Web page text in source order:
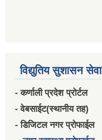
विद्युतिय सुशासन सेवा
- कर्णाली प्रदेश प्रोर्टल
- वेबसाईट(स्थानीय तह)
- डिजिटल नगर प्रोफाईल